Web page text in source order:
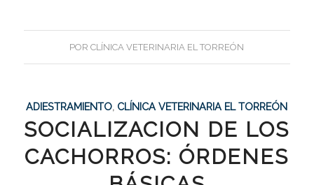
PORCLÍNICA VETERINARIA EL TORREÓN
ADIESTRAMIENTO, CLÍNICA VETERINARIA EL TORREÓN
SOCIALIZACION DE LOS
CACHORROS: ÓRDENES